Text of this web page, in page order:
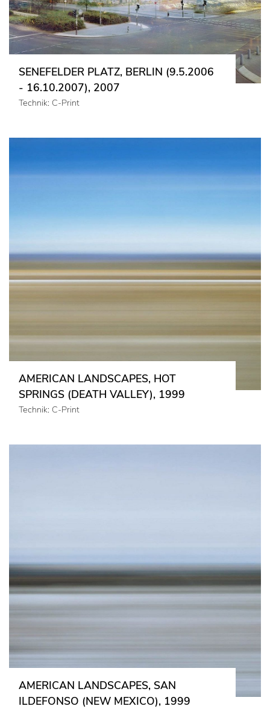
SENEFELDER PLATZ, BERLIN (9.5.2006
- 16.10.2007), 2007
Technik: C-Print
AMERICAN LANDSCAPES, HOT
SPRINGS (DEATH VALLEY), 1999
Technik: C-Print
AMERICAN LANDSCAPES, SAN
ILDEFONSO (NEW MEXICO), 1999